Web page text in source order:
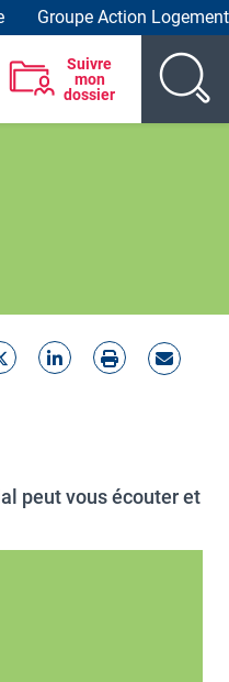
Groupe Action Logement
Suivre
mon
dossier
peut vous écouter et